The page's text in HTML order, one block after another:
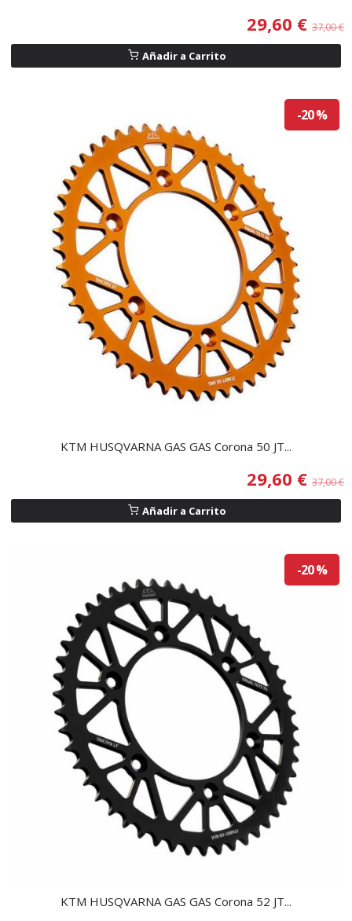
29,60 € 37,00 €
Añadir a Carrito
-20 %
KTM HUSQVARNA GAS GAS Corona 50 JT...
29,60 € 37,00 €
Añadir a Carrito
-20 %
KTM HUSQVARNA GAS GAS Corona 52 JT...